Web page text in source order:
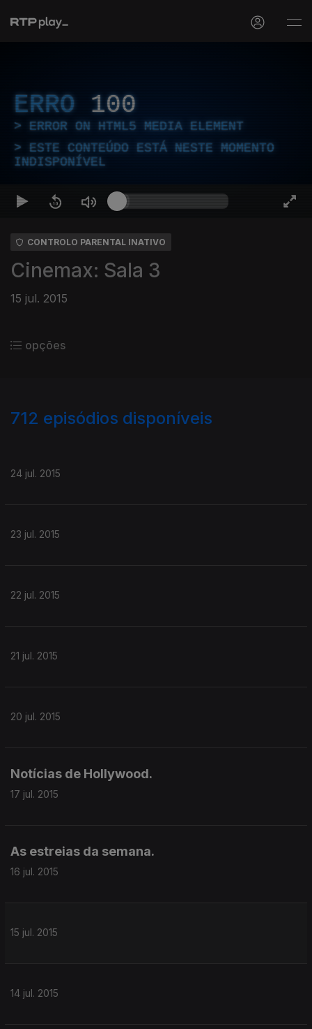
ERRO 100
ERROR ON HTML5 MEDIA ELEMENT
ESTE CONTEÚDO ESTÁ NESTE MOMENTO
INDISPONÍVEL
CONTROLO PARENTAL INATIVO
Cinemax: Sala 3
15 jul. 2015
opções
712 episódios disponíveis
24 jul. 2015
23 jul. 2015
22 jul. 2015
21 jul. 2015
20 jul. 2015
Notícias de Hollywood.
17 jul. 2015
As estreias da semana.
16 jul. 2015
15 jul. 2015
14 jul. 2015